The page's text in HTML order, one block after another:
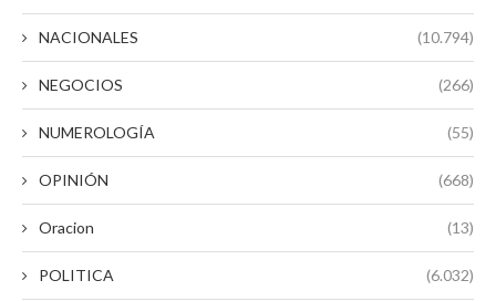
NACIONALES (10.794)
NEGOCIOS (266)
NUMEROLOGÍA (55)
OPINIÓN (668)
Oracion (13)
POLITICA (6.032)